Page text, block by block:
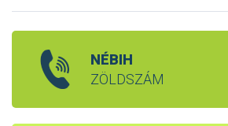
NÉBIH
ZÖLDSZÁM